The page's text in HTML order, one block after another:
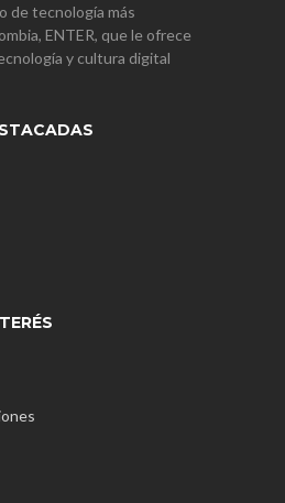
de tecnología más
ENTER, que le ofrece
y cultura digital